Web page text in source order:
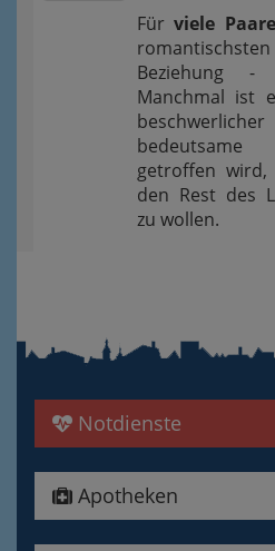
Fürviele Paare
Beziehung -
Manchmal ist
getroffen
den Rest des
zu wollen.
Notdienste
Apotheken